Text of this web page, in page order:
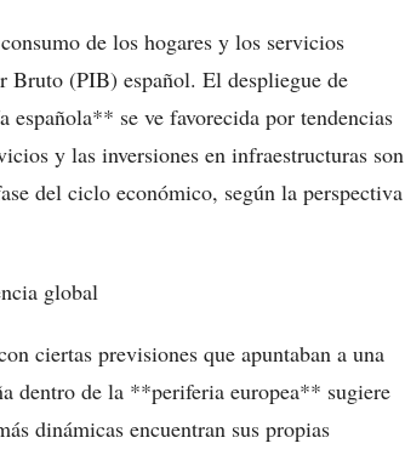
de los hogares y los servicios
Bruto (PIB) español. El despliegue de
se ve favorecida por tendencias
y las inversiones en infraestructuras son
del ciclo económico, según la perspectiva
global
ciertas previsiones que apuntaban a una
dentro de la **periferia europea** sugiere
dinámicas encuentran sus propias